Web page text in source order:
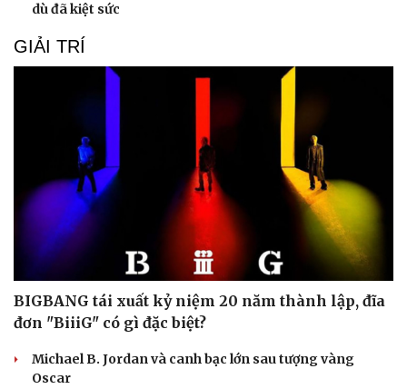
dù đã kiệt sức
GIẢI TRÍ
BIGBANG tái xuất kỷ niệm 20 năm thành lập, đĩa
đơn "BiiiG" có gì đặc biệt?
Michael B. Jordan và canh bạc lớn sau tượng vàng
Oscar